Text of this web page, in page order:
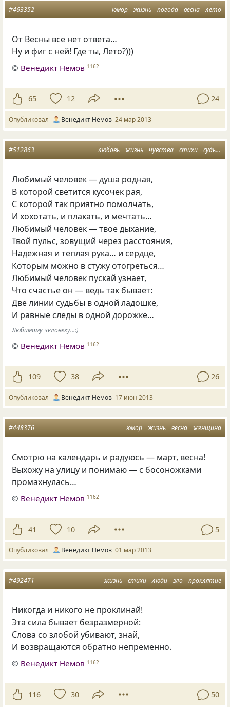
юмор жизнь погода весна лето
#463352
От Весны все нет ответа…
Ну и фиг с ней! Где ты, Лето?)))
© Венедикт Немов 1162
65 12 24
Опубликовал Венедикт Немов 24 мар 2013
любовь жизнь чувства стихи судьба
#512863
Любимый человек — душа родная,
В которой светится кусочек рая,
С которой так приятно помолчать,
И хохотать, и плакать, и мечтать…
Любимый человек — твое дыхание,
Твой пульс, зовущий через расстояния,
Надежная и теплая рука… и сердце,
Которым можно в стужу отогреться…
Любимый человек пускай узнает,
Что счастье он — ведь так бывает:
Две линии судьбы в одной ладошке,
И равные следы в одной дорожке…
Любимому человеку...:)
© Венедикт Немов 1162
109 38 26
Опубликовал Венедикт Немов 17 июн 2013
юмор жизнь весна женщина
#448376
Смотрю на календарь и радуюсь — март, весна!
Выхожу на улицу и понимаю — с босоножками
промахнулась…
© Венедикт Немов 1162
41 10 5
Опубликовал Венедикт Немов 01 мар 2013
жизнь стихи люди зло проклятие
#492471
Никогда и никого не проклинай!
Эта сила бывает безразмерной:
Слова со злобой убивают, знай,
И возвращаются обратно непременно.
© Венедикт Немов 1162
116 30 50